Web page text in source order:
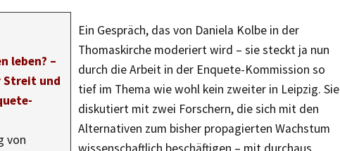
leben? –
Streit und
von
Ein Gespräch, das von Daniela Kolbe in der
Thomaskirche moderiert wird – sie steckt ja nun
durch die Arbeit in der Enquete-Kommission so
tief im Thema wie wohl kein zweiter in Leipzig. Sie
diskutiert mit zwei Forschern, die sich mit den
Alternativen zum bisher propagierten Wachstum